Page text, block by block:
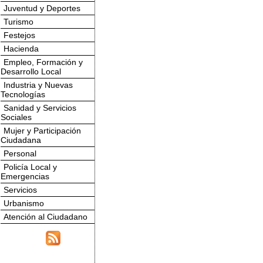
Juventud y Deportes
Turismo
Festejos
Hacienda
Empleo, Formación y
Desarrollo Local
Industria y Nuevas
Tecnologías
Sanidad y Servicios
Sociales
Mujer y Participación
Ciudadana
Personal
Policía Local y
Emergencias
Servicios
Urbanismo
Atención al Ciudadano